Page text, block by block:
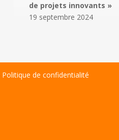
de projets innovants »
19 septembre 2024
Politique de confidentialité